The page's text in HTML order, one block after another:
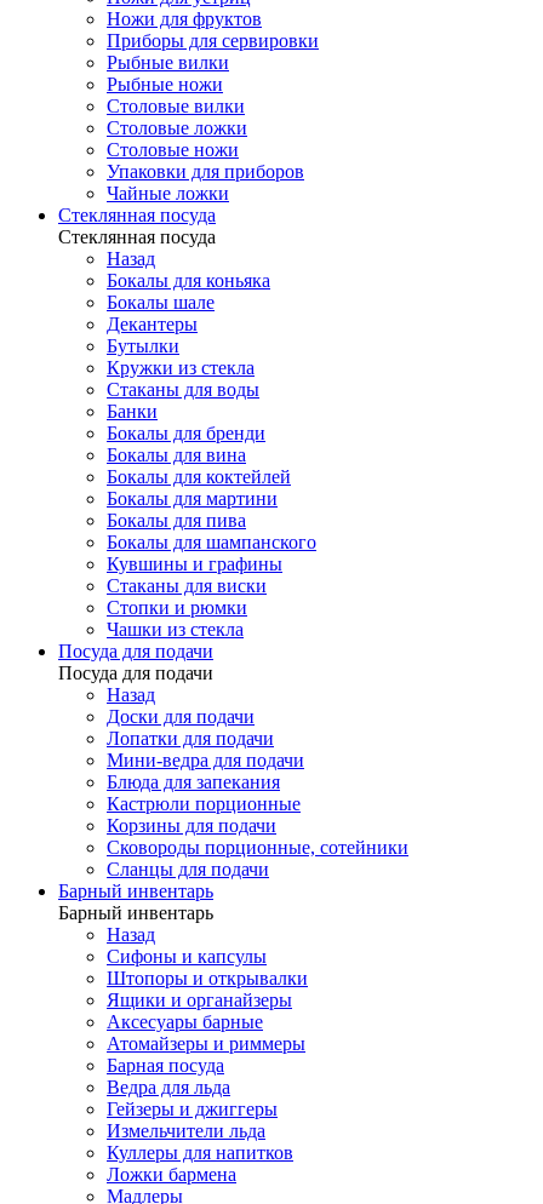
Ножи для фруктов
Приборы для сервировки
Рыбные вилки
Рыбные ножи
Столовые вилки
Столовые ложки
Столовые ножи
Упаковки для приборов
Чайные ложки
Стеклянная посуда
Стеклянная посуда
Назад
Бокалы для коньяка
Бокалы шале
Декантеры
Бутылки
Кружки из стекла
Стаканы для воды
Банки
Бокалы для бренди
Бокалы для вина
Бокалы для коктейлей
Бокалы для мартини
Бокалы для пива
Бокалы для шампанского
Кувшины и графины
Стаканы для виски
Стопки и рюмки
Чашки из стекла
Посуда для подачи
Посуда для подачи
Назад
Доски для подачи
Лопатки для подачи
Мини-ведра для подачи
Блюда для запекания
Кастрюли порционные
Корзины для подачи
Сковороды порционные, сотейники
Сланцы для подачи
Барный инвентарь
Барный инвентарь
Назад
Сифоны и капсулы
Штопоры и открывалки
Ящики и органайзеры
Аксесуары барные
Атомайзеры и риммеры
Барная посуда
Ведра для льда
Гейзеры и джиггеры
Измельчители льда
Куллеры для напитков
Ложки бармена
Мадлеры